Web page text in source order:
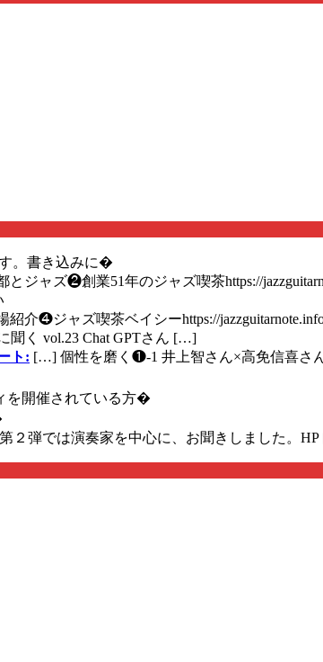
。書き込みに�
とジャズ❷創業51年のジャズ喫茶https://
介❹ジャズ喫茶ベイシーhttps://
聞く vol.23 Chat GPTさん […]
ト: […] 個性を磨く❶-1 井上智さん×高免信喜さん
を開催されている方�
２弾では演奏家を中心に、お聞きしました。